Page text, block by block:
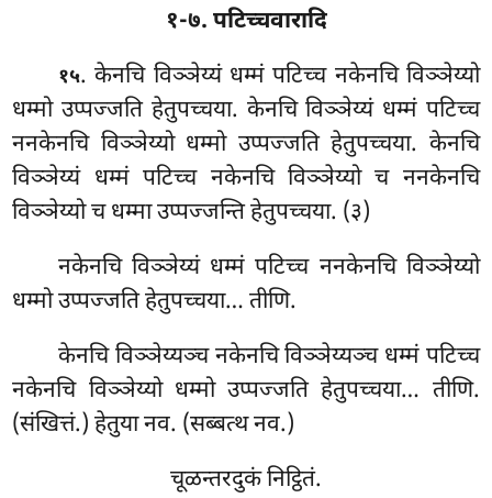
१-७. पटिच्चवारादि
१५. केनचि विञ्ञेय्यं धम्मं पटिच्च नकेनचि विञ्ञेय्यो
धम्मो उप्पज्जति हेतुपच्चया. केनचि विञ्ञेय्यं धम्मं पटिच्च
ननकेनचि विञ्ञेय्यो धम्मो उप्पज्जति हेतुपच्चया. केनचि
विञ्ञेय्यं धम्मं पटिच्च नकेनचि विञ्ञेय्यो च ननकेनचि
विञ्ञेय्यो च धम्मा उप्पज्जन्ति हेतुपच्चया. (३)
नकेनचि विञ्ञेय्यं धम्मं पटिच्च ननकेनचि विञ्ञेय्यो
धम्मो उप्पज्जति हेतुपच्चया… तीणि.
केनचिविञ्ञेय्यञ्च नकेनचि विञ्ञेय्यञ्च धम्मं पटिच्च
नकेनचि विञ्ञेय्यो धम्मो उप्पज्जति हेतुपच्चया… तीणि.
(संखित्तं.) हेतुया नव. (सब्बत्थ नव.)
चूळन्तरदुकं निट्ठितं.